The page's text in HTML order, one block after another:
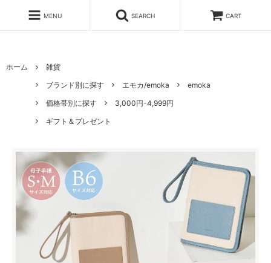
MENU SEARCH CART
ホーム
雑貨
ブランド別に探す
エモカ/emoka
emoka
価格帯別に探す
3,000円-4,999円
ギフト＆プレゼント